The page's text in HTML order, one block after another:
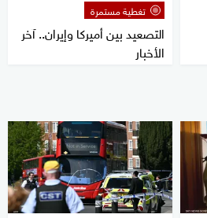
تغطية مستمرة
التصعيد بين أميركا وإيران.. آخر
الأخبار